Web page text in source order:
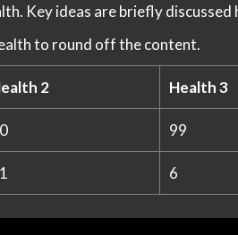
Key ideas are briefly discussed
to round off the content.
2 Health 3
99
6